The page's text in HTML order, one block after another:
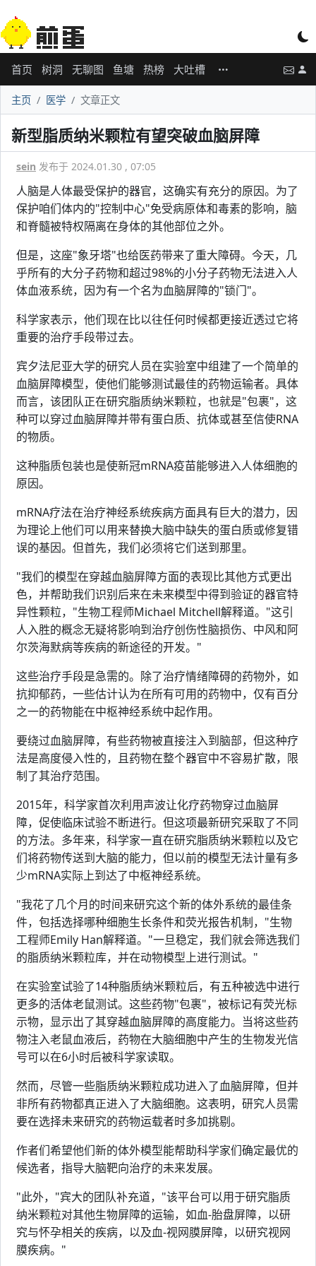
首页 树洞 无聊图 鱼塘 热榜 大吐槽
主页 医学 文章正文
新型脂质纳米颗粒有望突破血脑屏障
sein 发布于 2024.01.30 , 07:05
人脑是人体最受保护的器官，这确实有充分的原因。为了
保护咱们体内的"控制中心"免受病原体和毒素的影响，脑
和脊髓被特权隔离在身体的其他部位之外。
但是，这座"象牙塔"也给医药带来了重大障碍。今天，几
乎所有的大分子药物和超过98%的小分子药物无法进入人
体血液系统，因为有一个名为血脑屏障的"锁门"。
科学家表示，他们现在比以往任何时候都更接近透过它将
重要的治疗手段带过去。
宾夕法尼亚大学的研究人员在实验室中组建了一个简单的
血脑屏障模型，使他们能够测试最佳的药物运输者。具体
而言，该团队正在研究脂质纳米颗粒，也就是"包裹"，这
种可以穿过血脑屏障并带有蛋白质、抗体或甚至信使RNA
的物质。
这种脂质包装也是使新冠mRNA疫苗能够进入人体细胞的
原因。
mRNA疗法在治疗神经系统疾病方面具有巨大的潜力，因
为理论上他们可以用来替换大脑中缺失的蛋白质或修复错
误的基因。但首先，我们必须将它们送到那里。
"我们的模型在穿越血脑屏障方面的表现比其他方式更出
色，并帮助我们识别后来在未来模型中得到验证的器官特
异性颗粒，"生物工程师Michael Mitchell解释道。"这引
人入胜的概念无疑将影响到治疗创伤性脑损伤、中风和阿
尔茨海默病等疾病的新途径的开发。"
这些治疗手段是急需的。除了治疗情绪障碍的药物外，如
抗抑郁药，一些估计认为在所有可用的药物中，仅有百分
之一的药物能在中枢神经系统中起作用。
要绕过血脑屏障，有些药物被直接注入到脑部，但这种疗
法是高度侵入性的，且药物在整个器官中不容易扩散，限
制了其治疗范围。
2015年，科学家首次利用声波让化疗药物穿过血脑屏
障，促使临床试验不断进行。但这项最新研究采取了不同
的方法。多年来，科学家一直在研究脂质纳米颗粒以及它
们将药物传送到大脑的能力，但以前的模型无法计量有多
少mRNA实际上到达了中枢神经系统。
"我花了几个月的时间来研究这个新的体外系统的最佳条
件，包括选择哪种细胞生长条件和荧光报告机制，"生物
工程师Emily Han解释道。"一旦稳定，我们就会筛选我们
的脂质纳米颗粒库，并在动物模型上进行测试。"
在实验室试验了14种脂质纳米颗粒后，有五种被选中进行
更多的活体老鼠测试。这些药物"包裹"，被标记有荧光标
示物，显示出了其穿越血脑屏障的高度能力。当将这些药
物注入老鼠血液后，药物在大脑细胞中产生的生物发光信
号可以在6小时后被科学家读取。
然而，尽管一些脂质纳米颗粒成功进入了血脑屏障，但并
非所有药物都真正进入了大脑细胞。这表明，研究人员需
要在选择未来研究的药物运载者时多加挑剔。
作者们希望他们新的体外模型能帮助科学家们确定最优的
候选者，指导大脑靶向治疗的未来发展。
"此外，"宾大的团队补充道，"该平台可以用于研究脂质
纳米颗粒对其他生物屏障的运输，如血-胎盘屏障，以研
究与怀孕相关的疾病，以及血-视网膜屏障，以研究视网
膜疾病。"